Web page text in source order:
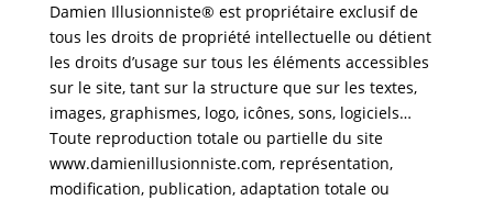
Damien Illusionniste® est propriétaire exclusif de
tous les droits de propriété intellectuelle ou détient
les droits d’usage sur tous les éléments accessibles
sur le site, tant sur la structure que sur les textes,
images, graphismes, logo, icônes, sons, logiciels…
Toute reproduction totale ou partielle du site
www.damienillusionniste.com, représentation,
modification, publication, adaptation totale ou